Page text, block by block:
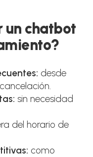
un chatbot
desde
sin necesidad
del horario de
como